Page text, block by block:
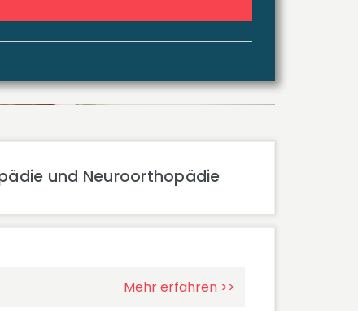
und Neuroorthopädie
Mehr erfahren >>